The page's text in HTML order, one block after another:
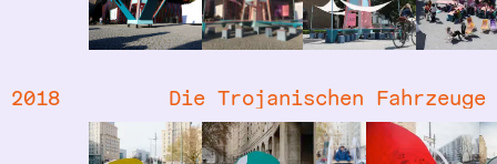
2018 Die Trojanischen Fahrzeuge